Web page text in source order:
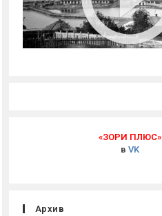
«ЗОРИ ПЛЮС»
в VK
Архив